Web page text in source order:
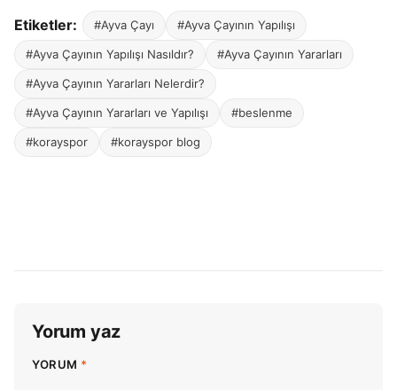
Etiketler: #Ayva Çayı #Ayva Çayının Yapılışı
#Ayva Çayının Yapılışı Nasıldır? #Ayva Çayının Yararları
#Ayva Çayının Yararları Nelerdir?
#Ayva Çayının Yararları ve Yapılışı #beslenme
#korayspor #korayspor blog
Yorum yaz
YORUM *